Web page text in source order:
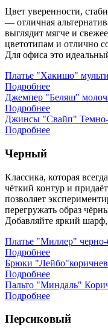
Цвет уверенности,
— отличная
выглядит мягче и
цветотипам и отлично
Для офиса это
Платье "Хакишо"
Подробнее
Джемпер "Беляш"
Подробнее
Джинсы "Свайп"
Подробнее
Черный
Классика, которая
чёткий контур и
позволяет
перегружать образ
Добавляйте яркий
Платье "Миллер"
Подробнее
Брюки
Подробнее
Пальто "Миндаль"
Подробнее
Персиковый